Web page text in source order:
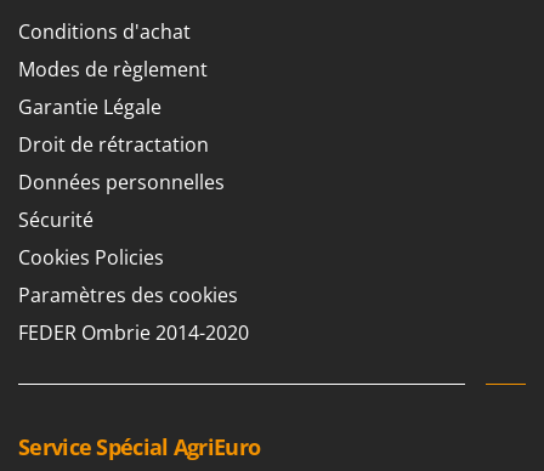
F
Filets pour la Récolte des olives
Filtres pour vin et huile
Floconneuses
Fouloirs - Égrappoirs
Fourches pour tracteur
Fours d'extérieur - intérieur pour pizza et cuisine
Fours électriques
Fraises à neige
Fraises rotatives pour tracteur
Comet
Cresco
Cruccolini
CTEK
D
Dal Degan
DeWalt
Di Martino
Diavola Pro
Docma
Conditions d'achat
Modes de règlement
Garantie Légale
Droit de rétractation
Données personnelles
Sécurité
Cookies Policies
Paramètres des cookies
FEDER Ombrie 2014-2020
Service Spécial AgriEuro